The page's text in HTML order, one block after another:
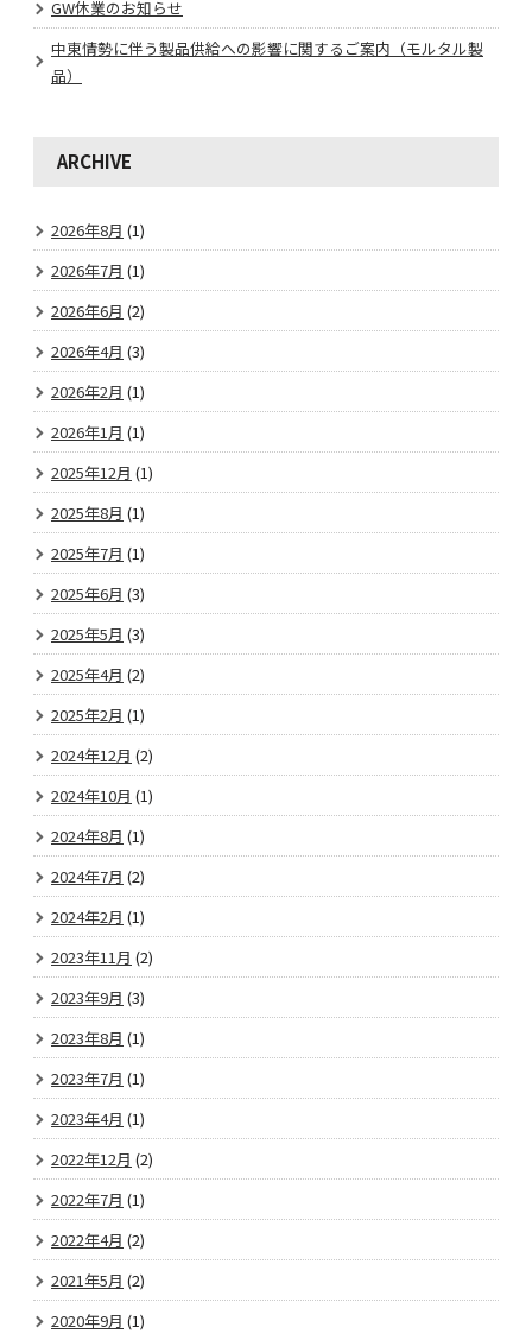
GW休業のお知らせ
中東情勢に伴う製品供給への影響に関するご案内（モルタル製
品）
ARCHIVE
2026年8月 (1)
2026年7月 (1)
2026年6月 (2)
2026年4月 (3)
2026年2月 (1)
2026年1月 (1)
2025年12月 (1)
2025年8月 (1)
2025年7月 (1)
2025年6月 (3)
2025年5月 (3)
2025年4月 (2)
2025年2月 (1)
2024年12月 (2)
2024年10月 (1)
2024年8月 (1)
2024年7月 (2)
2024年2月 (1)
2023年11月 (2)
2023年9月 (3)
2023年8月 (1)
2023年7月 (1)
2023年4月 (1)
2022年12月 (2)
2022年7月 (1)
2022年4月 (2)
2021年5月 (2)
2020年9月 (1)